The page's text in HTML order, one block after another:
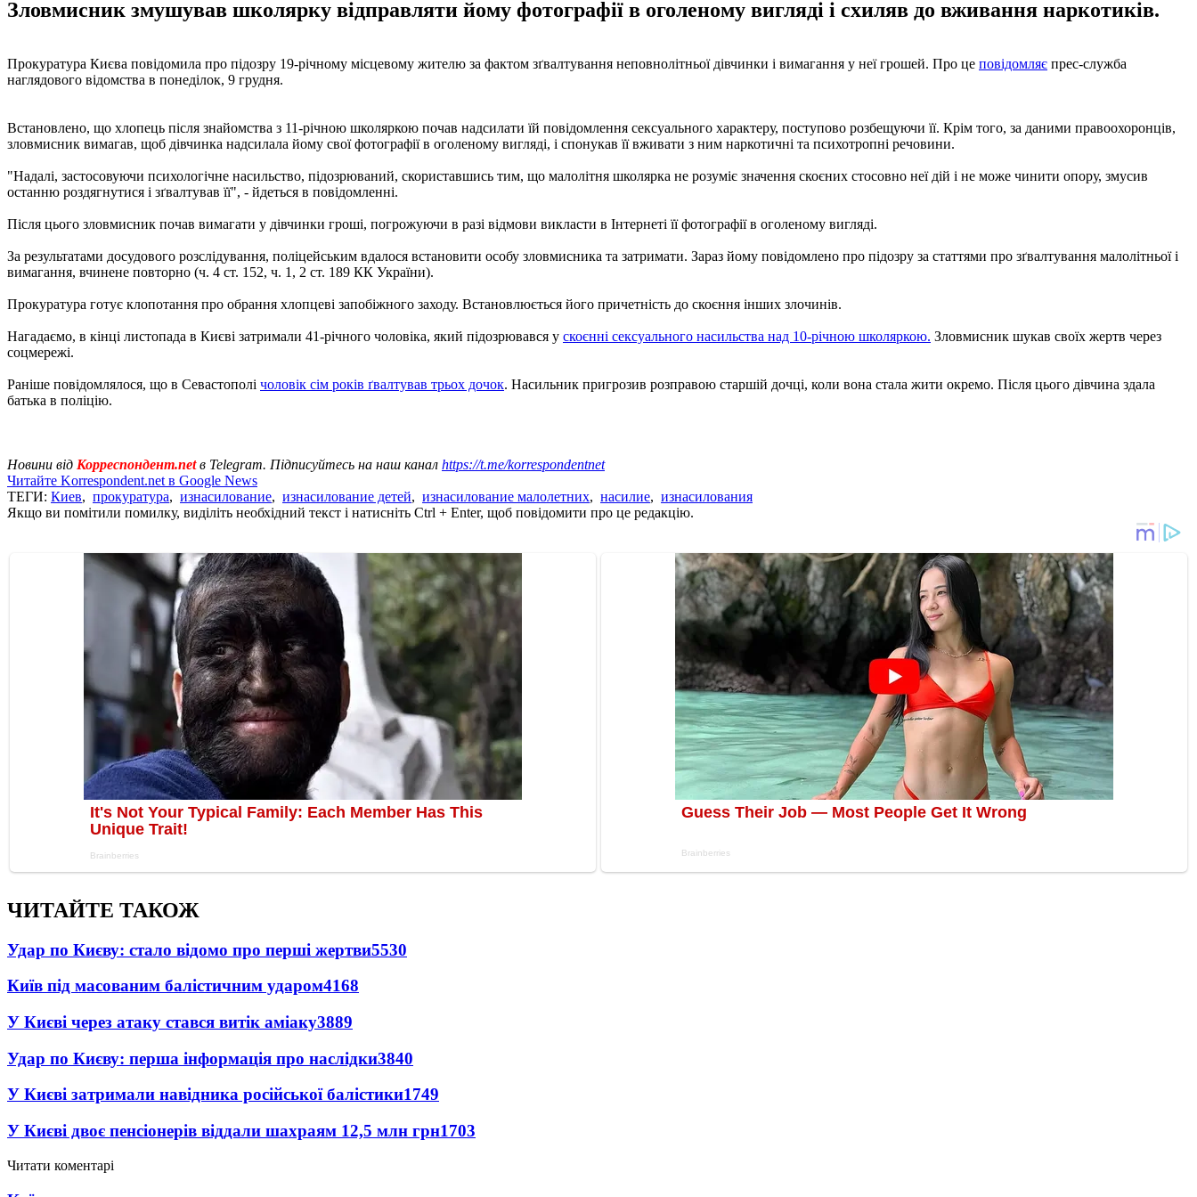
Зловмисник змушував школярку відправляти йому фотографії в оголеному вигляді і схиляв до вживання наркотиків.
Прокуратура Києва повідомила про підозру 19-річному місцевому жителю за фактом зґвалтування неповнолітньої дівчинки і вимагання у неї грошей. Про це повідомляє прес-служба
наглядового відомства в понеділок, 9 грудня.
Встановлено, що хлопець після знайомства з 11-річною школяркою почав надсилати їй повідомлення сексуального характеру, поступово розбещуючи її. Крім того, за даними правоохоронців,
зловмисник вимагав, щоб дівчинка надсилала йому свої фотографії в оголеному вигляді, і спонукав її вживати з ним наркотичні та психотропні речовини.
"Надалі, застосовуючи психологічне насильство, підозрюваний, скориставшись тим, що малолітня школярка не розуміє значення скоєних стосовно неї дій і не може чинити опору, змусив
останню роздягнутися і зґвалтував її", - йдеться в повідомленні.
Після цього зловмисник почав вимагати у дівчинки гроші, погрожуючи в разі відмови викласти в Інтернеті її фотографії в оголеному вигляді.
За результатами досудового розслідування, поліцейським вдалося встановити особу зловмисника та затримати. Зараз йому повідомлено про підозру за статтями про зґвалтування малолітньої і
вимагання, вчинене повторно (ч. 4 ст. 152, ч. 1, 2 ст. 189 КК України).
Прокуратура готує клопотання про обрання хлопцеві запобіжного заходу. Встановлюється його причетність до скоєння інших злочинів.
Нагадаємо, в кінці листопада в Києві затримали 41-річного чоловіка, який підозрювався у скоєнні сексуального насильства над 10-річною школяркою. Зловмисник шукав своїх жертв через
соцмережі.
Раніше повідомлялося, що в Севастополі чоловік сім років ґвалтував трьох дочок. Насильник пригрозив розправою старшій дочці, коли вона стала жити окремо. Після цього дівчина здала
батька в поліцію.
Новини від Корреспондент.netв Telegram. Підписуйтесь на наш канал https://t.me/korrespondentnet
Читайте Korrespondent.net в Google News
ТЕГИ: Киев, прокуратура, изнасилование, изнасилование детей, изнасилование малолетних, насилие, изнасилования
Якщо ви помітили помилку, виділіть необхідний текст і натисніть Ctrl + Enter, щоб повідомити про це редакцію.
ЧИТАЙТЕ ТАКОЖ
Удар по Києву: стало відомо про перші жертви5530
Київ під масованим балістичним ударом4168
У Києві через атаку стався витік аміаку3889
Удар по Києву: перша інформація про наслідки3840
У Києві затримали навідника російської балістики1749
У Києві двоє пенсіонерів віддали шахраям 12,5 млн грн1703
Читати коментарі